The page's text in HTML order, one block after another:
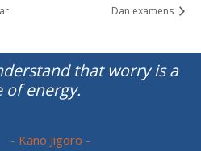
Dan examens
that worry is a
of energy.
- Kano Jigoro -